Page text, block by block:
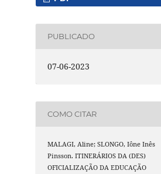
PUBLICADO
07-06-2023
COMO CITAR
MALAGI, Aline; SLONGO, Iône Inês
Pinsson. ITINERÁRIOS DA (DES)
OFICIALIZAÇÃO DA EDUCAÇÃO